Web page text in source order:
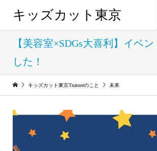
キッズカット東京
【美容室×SDGs大喜利】イベ
した！
キッズカット東京Tnatureのこと 未来